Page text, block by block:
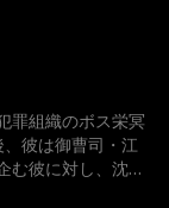
罪組織のボス栄冥
彼は御曹司・江
む彼に対し、沈柠